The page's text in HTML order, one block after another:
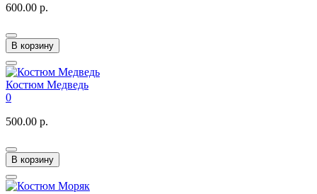
600.00 р.
В корзину
Костюм Медведь
0
500.00 р.
В корзину